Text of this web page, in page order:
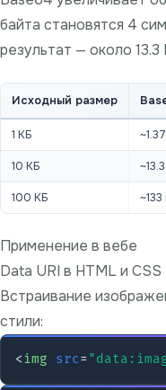
байта становятся 4
результат — около 13.3
Исходный размер
1 КБ
10 КБ
100 КБ
Применение в вебе
Data URI в HTML и CSS
Встраивание
стили:
<img src=